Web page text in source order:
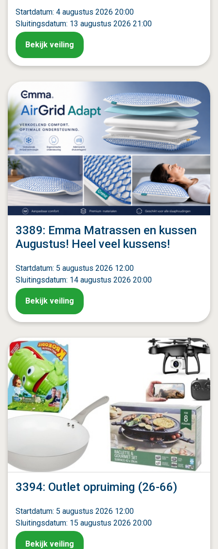
Startdatum: 4 augustus 2026 20:00
Sluitingsdatum: 13 augustus 2026 21:00
Bekijk veiling
3389: Emma Matrassen en kussen
Augustus! Heel veel kussens!
Startdatum: 5 augustus 2026 12:00
Sluitingsdatum: 14 augustus 2026 20:00
Bekijk veiling
3394: Outlet opruiming (26-66)
Startdatum: 5 augustus 2026 12:00
Sluitingsdatum: 15 augustus 2026 20:00
Bekijk veiling